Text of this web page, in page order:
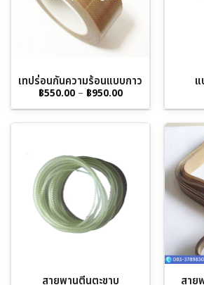
เทปร่อนกันความร้อนแบบกาว
฿550.00 – ฿950.00Price
฿550.00
through
฿950.00
สายพานตีนตะขาบ
สาย